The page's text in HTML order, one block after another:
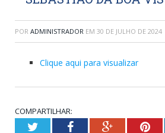
POR ADMINISTRADOR EM 30 DE JULHO DE 2024
Clique aqui para visualizar
COMPARTILHAR:
TwitterFacebookGoogle+